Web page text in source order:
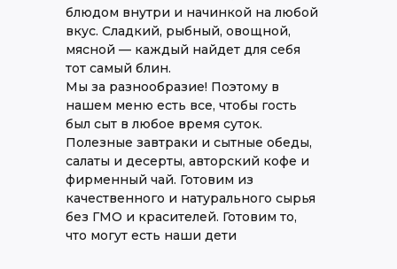
блюдом внутри и начинкой на любой
вкус. Сладкий, рыбный, овощной,
мясной — каждый найдет для себя
тот самый блин.
Мы за разнообразие! Поэтому в
нашем меню есть все, чтобы гость
был сыт в любое время суток.
Полезные завтраки и сытные обеды,
салаты и десерты, авторский кофе и
фирменный чай. Готовим из
качественного и натурального сырья
без ГМО и красителей. Готовим то,
что могут есть наши дети